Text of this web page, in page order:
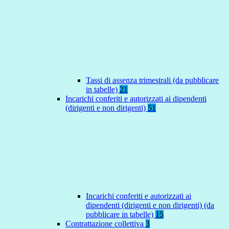
Tassi di assenza trimestrali (da pubblicare
in tabelle) 21
Incarichi conferiti e autorizzati ai dipendenti
(dirigenti e non dirigenti) 51
Incarichi conferiti e autorizzati ai
dipendenti (dirigenti e non dirigenti) (da
pubblicare in tabelle) 15
Contrattazione collettiva 3